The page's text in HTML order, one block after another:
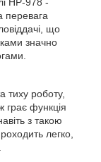
перевага
що
значно
тиху роботу,
грає функція
з такою
легко,